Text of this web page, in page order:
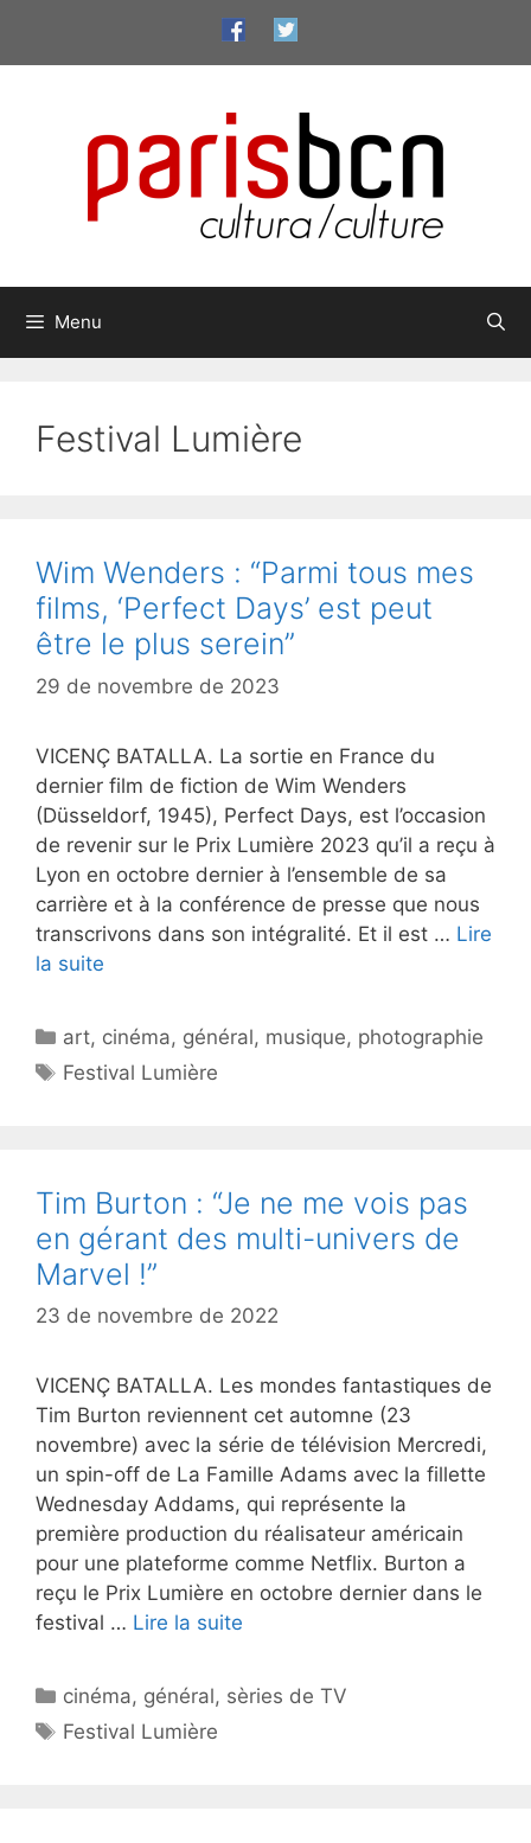
contenu
Menu
Festival Lumière
Wim Wenders : “Parmi tous mes
films, ‘Perfect Days’ est peut
être le plus serein”
29 de novembre de 2023
VICENÇ BATALLA. La sortie en France du
dernier film de fiction de Wim Wenders
(Düsseldorf, 1945), Perfect Days, est l’occasion
de revenir sur le Prix Lumière 2023 qu’il a reçu à
Lyon en octobre dernier à l’ensemble de sa
carrière et à la conférence de presse que nous
transcrivons dans son intégralité. Et il est … Lire
la suite
Catégories
art, cinéma, général, musique, photographie
Étiquettes
Festival Lumière
Tim Burton : “Je ne me vois pas
en gérant des multi-univers de
Marvel !”
23 de novembre de 2022
VICENÇ BATALLA. Les mondes fantastiques de
Tim Burton reviennent cet automne (23
novembre) avec la série de télévision Mercredi,
un spin-off de La Famille Adams avec la fillette
Wednesday Addams, qui représente la
première production du réalisateur américain
pour une plateforme comme Netflix. Burton a
reçu le Prix Lumière en octobre dernier dans le
festival … Lire la suite
Catégories
cinéma, général, sèries de TV
Étiquettes
Festival Lumière